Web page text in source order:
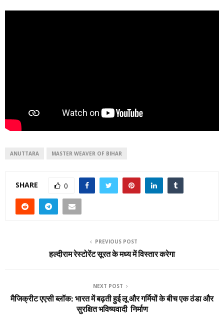
ANUTTARA MASTER WEAVER OF BIHAR
SHARE 0
PREVIOUS POST
हल्दीराम रेस्टोरेंट सूरत के मध्य में विस्तार करेगा
NEXT POST
मैजिक्रीट एएसी ब्लॉक: भारत में बढ़ती हुई लू और गर्मियों के बीच एक ठंडा और
सुरक्षित भविष्यवादी निर्माण